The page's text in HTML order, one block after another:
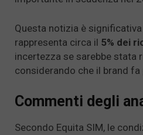
Questa notizia è
rappresenta circa il 5% dei
incertezza se sarebbe stata
considerando che il brand fa
Commenti degli
Secondo Equita SIM, le